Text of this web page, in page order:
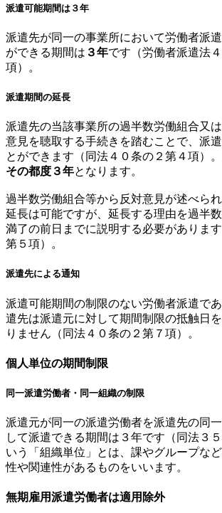
派遣可能期間は３年
派遣先が同一の事業所において労働者派
ができる期間は ３年です（労働者派遣法
項）。
派遣期間の延長
派遣先の当該事業所の過半数労働組合又
意見を聴取する手続きを踏むことで、派
とができます（同法４０条の２第４項）
その都度３年となります。
過半数労働組合等から反対意見が述べら
延長は可能ですが、延長する理由を過半
満了の前日までに説明する必要がありま
第５項）。
派遣先による通知
派遣可能期間の制限のない労働者派遣で
遣先は派遣元に対して期間制限の抵触日
りません（同法４０条の２第７項）。
個人単位の期間制限
同一派遣労働者・同一組織の制限
派遣元が同一の派遣労働者を派遣先の同
して派遣できる期間は３年です（同法３
いう「組織単位」とは、課やグループな
性や関連性があるものをいいます。
無期雇用派遣労働者は適用除外